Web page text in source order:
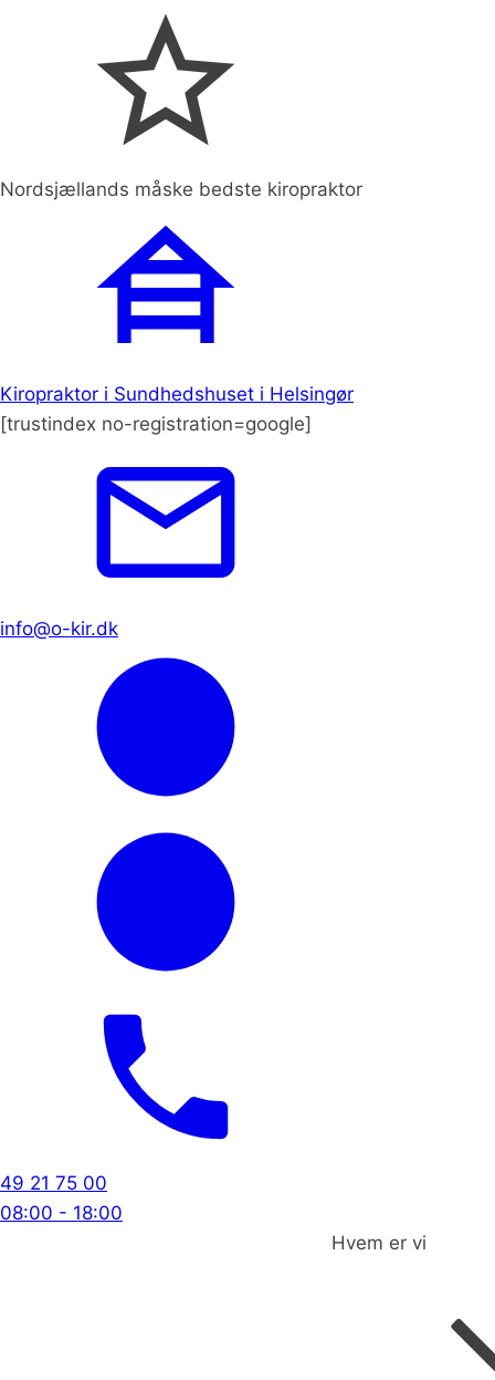
Nordsjællands måske bedste kiropraktor
Kiropraktor i Sundhedshuset i Helsingør
[trustindex no-registration=google]
info@o-kir.dk
49 21 75 00
08:00 - 18:00
Hvem er vi